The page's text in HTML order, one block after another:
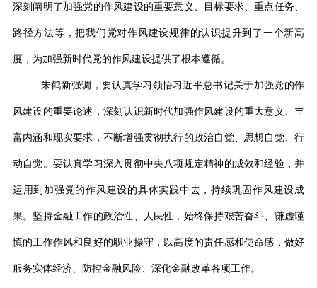
深刻阐明了加强党的作风建设的重要意义、目标要求、重点任务、
路径方法等，把我们党对作风建设规律的认识提升到了一个新高
度，为加强新时代党的作风建设提供了根本遵循。
朱鹤新强调，要认真学习领悟习近平总书记关于加强党的作
风建设的重要论述，深刻认识新时代加强作风建设的重大意义、丰
富内涵和现实要求，不断增强贯彻执行的政治自觉、思想自觉、行
动自觉。要认真学习深入贯彻中央八项规定精神的成效和经验，并
运用到加强党的作风建设的具体实践中去，持续巩固作风建设成
果。坚持金融工作的政治性、人民性，始终保持艰苦奋斗、谦虚谨
慎的工作作风和良好的职业操守，以高度的责任感和使命感，做好
服务实体经济、防控金融风险、深化金融改革各项工作。